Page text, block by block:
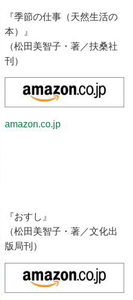
『季節の仕事（天然生活の
本）』
（松田美智子・著／扶桑社
刊）
amazon.co.jp
『おすし』
（松田美智子・著／文化出
版局刊）